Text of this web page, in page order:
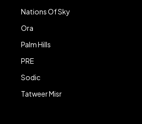
Nations Of Sky
Ora
Palm Hills
PRE
Sodic
Tatweer Misr